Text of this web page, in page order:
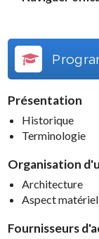
Présentation
Historique
Terminologie
Organisation
Architecture
Aspect
Fournisseurs